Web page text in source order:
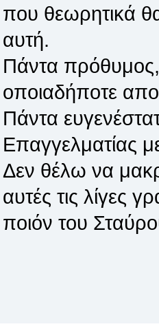
που θεωρητικά
αυτή.
Πάντα πρόθυμος,
οποιαδήποτε
Πάντα
Επαγγελματίας
Δεν θέλω να
αυτές τις λίγες
ποιόν του